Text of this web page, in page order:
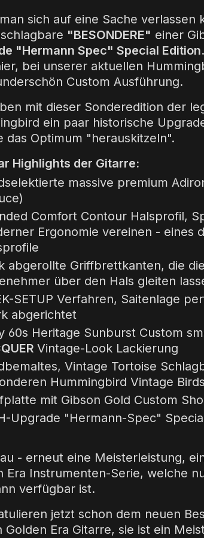
sich auf eine Sache verlassen
"BESONDERE" einer
"Hermann Spec" Special Edition
bei unserer aktuellen
Custom Ausführung.
mit dieser Sonderedition der
ein paar historische
das Optimum "herauskitzeln".
Highlights der Gitarre:
massive premium
Comfort Contour Halsprofil,
Ergonomie vereinen - eines
abgerollte Griffbrettkanten, die
über den Hals gleiten
SETUP Verfahren, Saitenlage
abgerichtet
60s Heritage Sunburst Custom
Vintage-Look Lackierung
Vintage Tortoise
Hummingbird Vintage
mit Gibson Gold Custom
Upgrade "Hermann-Spec"
- erneut eine Meisterleistung,
Era Instrumenten-Serie, welche
verfügbar ist.
jetzt schon dem neuen
Golden Era Gitarre, sie ist ein